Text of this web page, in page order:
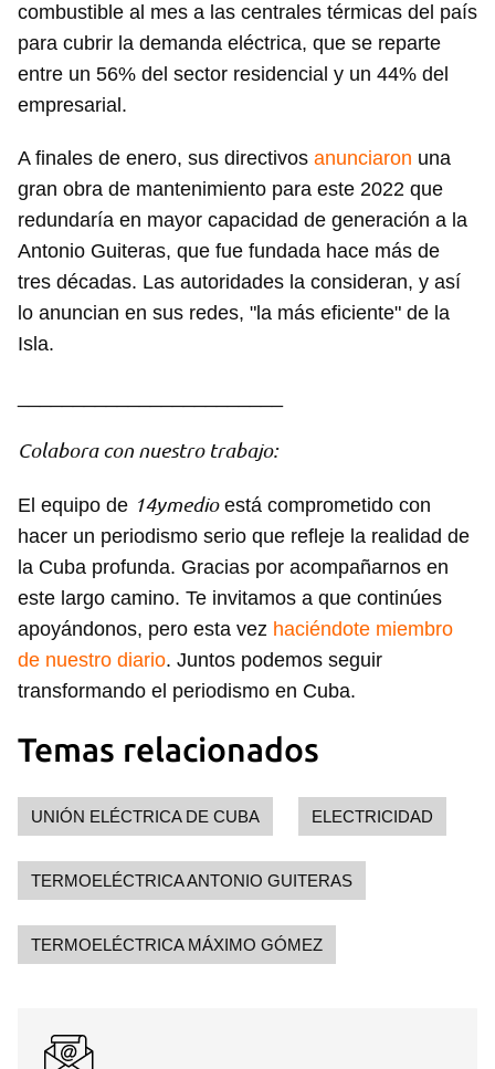
combustible al mes a las centrales térmicas del país
para cubrir la demanda eléctrica, que se reparte
entre un 56% del sector residencial y un 44% del
empresarial.
A finales de enero, sus directivos anunciaron una
gran obra de mantenimiento para este 2022 que
redundaría en mayor capacidad de generación a la
Antonio Guiteras, que fue fundada hace más de
tres décadas. Las autoridades la consideran, y así
lo anuncian en sus redes, "la más eficiente" de la
Isla.
Colabora con nuestro trabajo:
El equipo de 14ymedioestá comprometido con
hacer un periodismo serio que refleje la realidad de
la Cuba profunda. Gracias por acompañarnos en
este largo camino. Te invitamos a que continúes
apoyándonos, pero esta vez haciéndote miembro
de nuestro diario. Juntos podemos seguir
transformando el periodismo en Cuba.
Temas relacionados
UNIÓN ELÉCTRICA DE CUBA ELECTRICIDAD
TERMOELÉCTRICA ANTONIO GUITERAS
TERMOELÉCTRICA MÁXIMO GÓMEZ